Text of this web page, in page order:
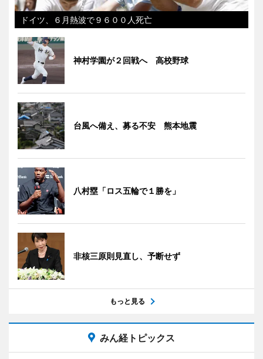
ドイツ、６月熱波で９６００人死亡
神村学園が２回戦へ 高校野球
台風へ備え、募る不安 熊本地震
八村塁「ロス五輪で１勝を」
非核三原則見直し、予断せず
もっと見る
みん経トピックス